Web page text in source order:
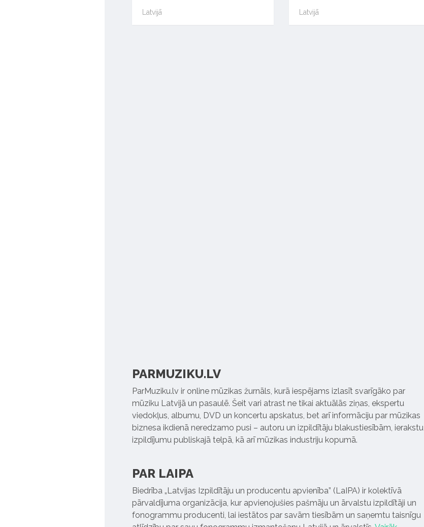
Latvijā Latvijā
PARMUZIKU.LV
ParMuziku.lv ir online mūzikas žurnāls, kurā iespējams izlasīt svarīgāko par
mūziku Latvijā un pasaulē. Šeit vari atrast ne tikai aktuālās ziņas, ekspertu
viedokļus, albumu, DVD un koncertu apskatus, bet arī informāciju par mūzikas
biznesa ikdienā neredzamo pusi – autoru un izpildītāju blakustiesībām, ierakstu
izpildījumu publiskajā telpā, kā arī mūzikas industriju kopumā.
PAR LAIPA
Biedrība „Latvijas Izpildītāju un producentu apvienība” (LaIPA) ir kolektīvā
pārvaldījuma organizācija, kur apvienojušies pašmāju un ārvalstu izpildītāji un
fonogrammu producenti, lai iestātos par savām tiesībām un saņemtu taisnīgu